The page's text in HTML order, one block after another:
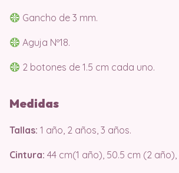
Gancho de 3 mm.
Aguja Nº18.
2 botones de 1.5 cm cada uno.
Medidas
Tallas: 1 año, 2 años, 3 años.
Cintura: 44 cm(1 año), 50.5 cm (2